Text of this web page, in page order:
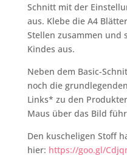
Schnitt mit der
aus. Klebe die A4
Stellen zusammen und
Kindes aus.
Neben dem Basic-
noch die
Links* zu den
Maus über das Bild
Den kuscheligen Stoff
hier: https://goo.gl/